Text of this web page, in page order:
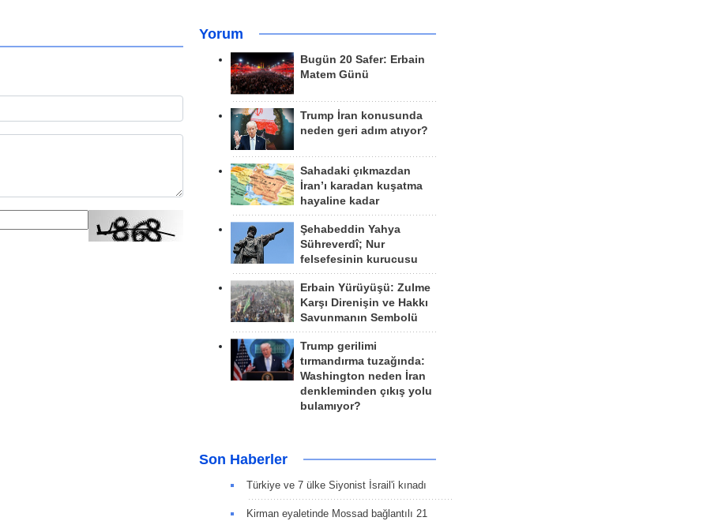
Yorum
Bugün 20 Safer: Erbain
Matem Günü
Trump İran konusunda
neden geri adım atıyor?
Sahadaki çıkmazdan
İran’ı karadan kuşatma
hayaline kadar
Şehabeddin Yahya
Sühreverdî; Nur
felsefesinin kurucusu
Erbain Yürüyüşü: Zulme
Karşı Direnişin ve Hakkı
Savunmanın Sembolü
Trump gerilimi
tırmandırma tuzağında:
Washington neden İran
denkleminden çıkış yolu
bulamıyor?
Son Haberler
Türkiye ve 7 ülke Siyonist İsrail'i kınadı
Kirman eyaletinde Mossad bağlantılı 21